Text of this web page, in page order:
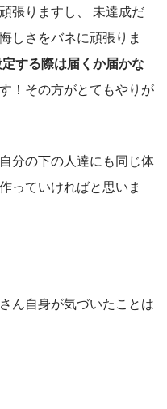
張りますし、 未達成だ
しさをバネに頑張りま
する際は届くか届かな
！その方がとてもやりが
分の下の人達にも同じ体
っていければと思いま
ん自身が気づいたことは